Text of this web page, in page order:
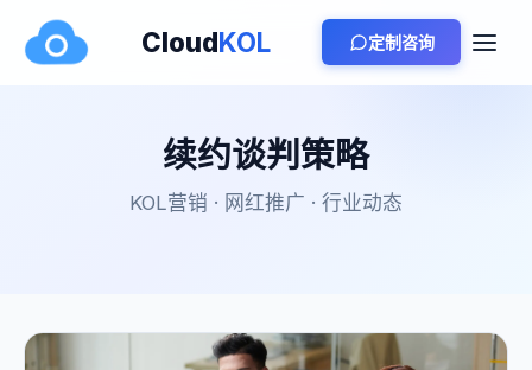
CloudKOL 定制咨询
续约谈判策略
KOL营销 · 网红推广 · 行业动态